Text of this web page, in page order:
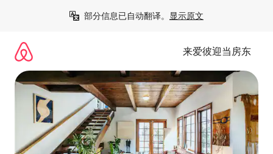
部分信息已自动翻译。 显示原文
来爱彼迎当房东